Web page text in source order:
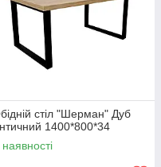
стіл "Шерман" Дуб
1400*800*34